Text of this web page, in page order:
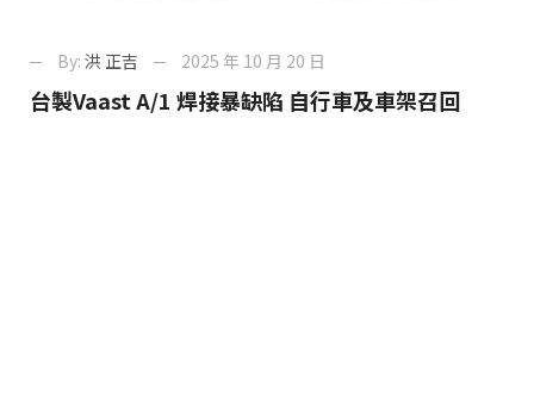
By: 洪 正吉 2025 年 10 月 20 日
台製Vaast A/1 焊接暴缺陷 自行車及車架召回